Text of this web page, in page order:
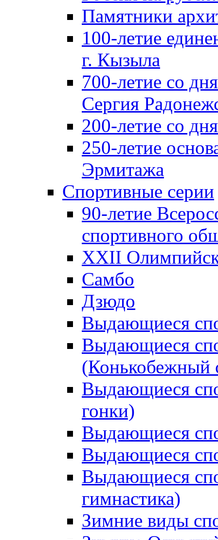
Памятники
100-летие
г. Кызыла
700-летие со
Сергия
200-летие со
250-летие
Эрмитажа
Спортивные серии
90-летие
спортивного
XXII
Самбо
Дзюдо
Выдающиеся
Выдающиеся
(Конькобежный
Выдающиеся
гонки)
Выдающиеся
Выдающиеся
Выдающиеся
гимнастика)
Зимние виды